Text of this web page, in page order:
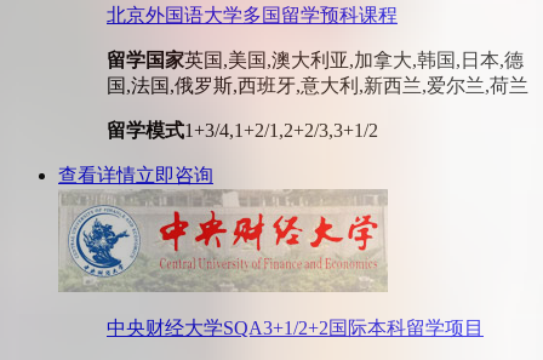
北京外国语大学多国留学预科课程
留学国家英国,美国,澳大利亚,加拿大,韩国,日本,德
国,法国,俄罗斯,西班牙,意大利,新西兰,爱尔兰,荷兰
留学模式1+3/4,1+2/1,2+2/3,3+1/2
查看详情立即咨询
中央财经大学SQA3+1/2+2国际本科留学项目